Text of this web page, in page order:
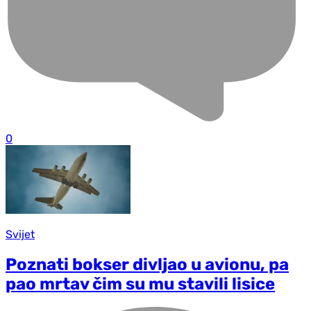
0
Svijet
Poznati bokser divljao u avionu, pa
pao mrtav čim su mu stavili lisice